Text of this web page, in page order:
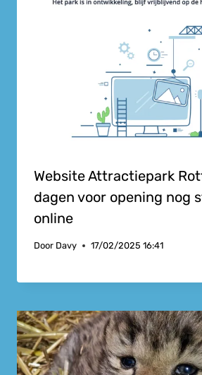
Website Attractiepark
dagen voor opening nog
online
Door Davy 17/02/2025 16:41